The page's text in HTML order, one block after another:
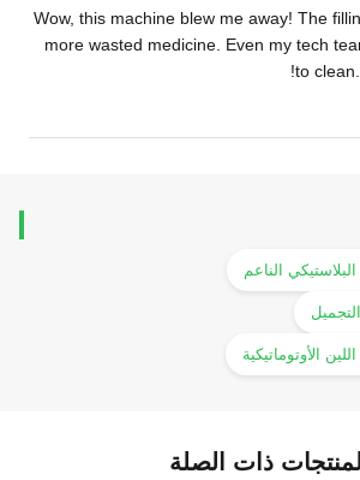
Wow, this machine blew me away! The
more wasted medicine. Even my tech
to
الناعم
الأوتوماتيكية
المنتجات ذات الصلة